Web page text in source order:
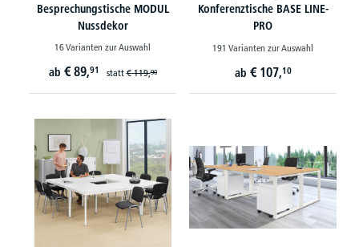
Besprechungstische MODUL
Nussdekor
16 Varianten zur Auswahl
ab € 89,91 statt€ 119,90
Konferenztische BASE LINE-
PRO
191 Varianten zur Auswahl
ab € 107,10